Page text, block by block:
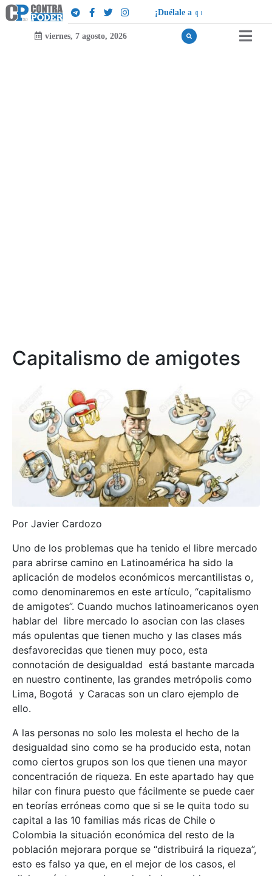
¡Duélale a q u
viernes, 7 agosto, 2026
Capitalismo de amigotes
Por Javier Cardozo
Uno de los problemas que ha tenido el libre mercado
para abrirse camino en Latinoamérica ha sido la
aplicación de modelos económicos mercantilistas o,
como denominaremos en este artículo, “capitalismo
de amigotes”. Cuando muchos latinoamericanos oyen
hablar del libre mercado lo asocian con las clases
más opulentas que tienen mucho y las clases más
desfavorecidas que tienen muy poco, esta
connotación de desigualdad está bastante marcada
en nuestro continente, las grandes metrópolis como
Lima, Bogotá y Caracas son un claro ejemplo de
ello.
A las personas no solo les molesta el hecho de la
desigualdad sino como se ha producido esta, notan
como ciertos grupos son los que tienen una mayor
concentración de riqueza. En este apartado hay que
hilar con finura puesto que fácilmente se puede caer
en teorías erróneas como que si se le quita todo su
capital a las 10 familias más ricas de Chile o
Colombia la situación económica del resto de la
población mejorara porque se “distribuirá la riqueza”,
esto es falso ya que, en el mejor de los casos, el